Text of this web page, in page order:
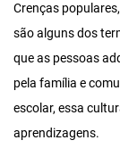
Crenças
são alguns dos
que as pessoas
pela família e
escolar, essa
aprendizagens.